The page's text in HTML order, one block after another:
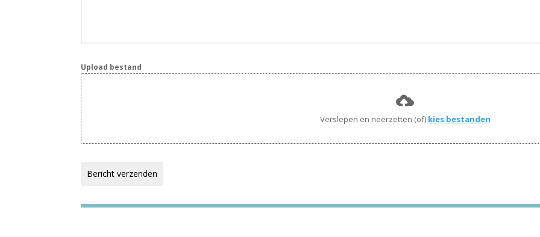
Upload bestand
Verslepen en neerzetten (of) kies bestanden
Bericht verzenden